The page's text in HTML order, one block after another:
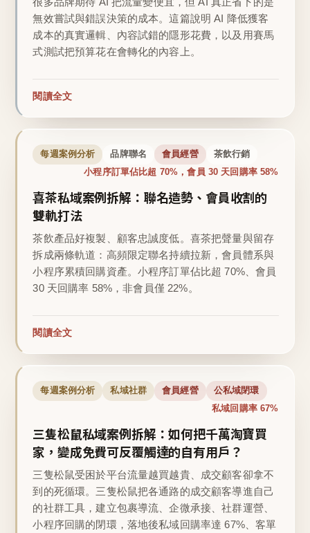
無效嘗試與錯誤決策的成本。這篇說明 AI 降低獲客
成本的真實邏輯、內容試錯的隱形花費，以及用賽馬
式測試把預算花在會轉化的內容上。
閱讀全文
每週案例分析 品牌聯名 會員經營 茶飲行銷
小程序訂單佔比超 70%，會員 30 天回購率 58%
喜茶私域案例拆解：聯名造勢、會員收割的
雙軌打法
茶飲產品好複製、顧客忠誠度低。喜茶把聲量與留存
拆成兩條軌道：高頻限定聯名持續拉新，會員體系與
小程序累積回購資產。小程序訂單佔比超 70%、會員
30 天回購率 58%，非會員僅 22%。
閱讀全文
每週案例分析 私域社群 會員經營 公私域閉環
私域回購率 67%
三隻松鼠私域案例拆解：如何把千萬淘寶買
家，變成免費可反覆觸達的自有用戶？
三隻松鼠受困於平台流量越買越貴、成交顧客卻拿不
到的死循環。三隻松鼠把各通路的成交顧客導進自己
的社群工具，建立包裹導流、企微承接、社群運營、
小程序回購的閉環，落地後私域回購率達 67%、客單